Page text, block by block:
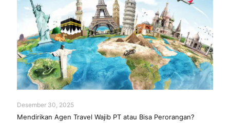
Desember 30, 2025
Mendirikan Agen Travel Wajib PT atau Bisa Perorangan?